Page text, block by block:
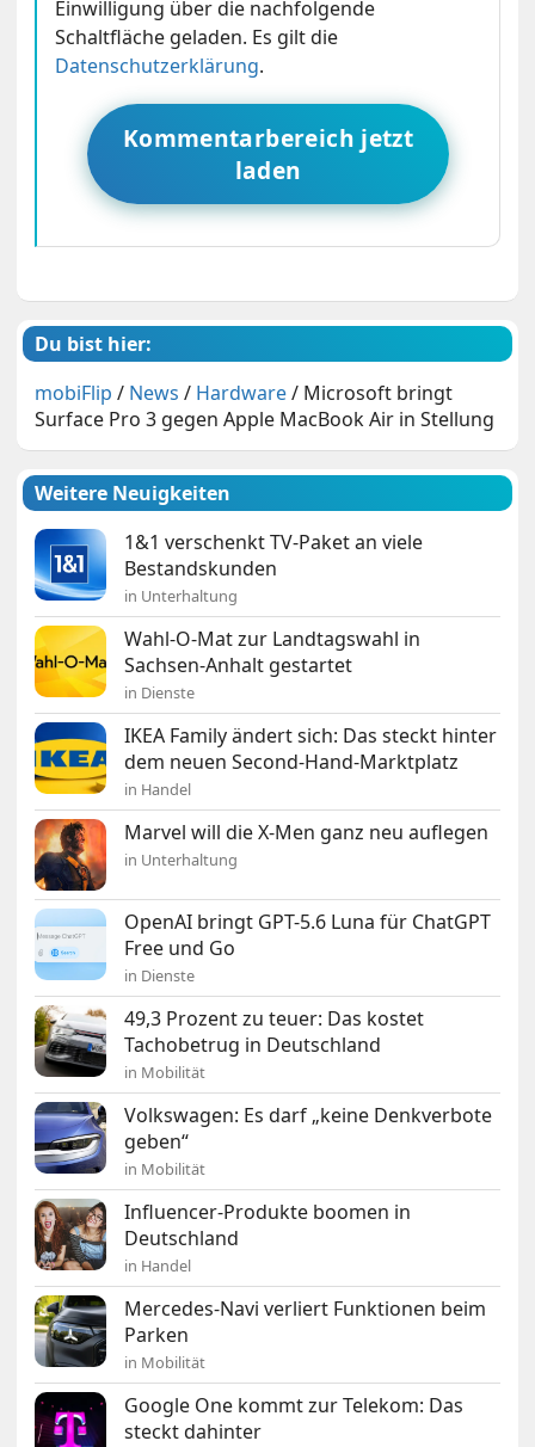
Einwilligung über die nachfolgende
Schaltfläche geladen. Es gilt die
Datenschutzerklärung.
Kommentarbereich jetzt
laden
Du bist hier:
mobiFlip / News / Hardware/ Microsoft bringt
Surface Pro 3 gegen Apple MacBook Air in Stellung
Weitere Neuigkeiten
1&1 verschenkt TV-Paket an viele
Bestandskunden
in Unterhaltung
Wahl-O-Mat zur Landtagswahl in
Sachsen-Anhalt gestartet
in Dienste
IKEA Family ändert sich: Das steckt hinter
dem neuen Second-Hand-Marktplatz
in Handel
Marvel will die X-Men ganz neu auflegen
in Unterhaltung
OpenAI bringt GPT-5.6 Luna für ChatGPT
Free und Go
in Dienste
49,3 Prozent zu teuer: Das kostet
Tachobetrug in Deutschland
in Mobilität
Volkswagen: Es darf „keine Denkverbote
geben“
in Mobilität
Influencer-Produkte boomen in
Deutschland
in Handel
Mercedes-Navi verliert Funktionen beim
Parken
in Mobilität
Google One kommt zur Telekom: Das
steckt dahinter